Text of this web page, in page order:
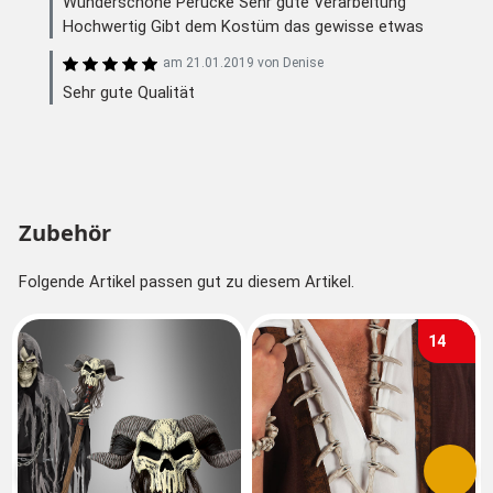
Hochwertig Gibt dem Kostüm das gewisse etwas
am 21.01.2019 von Denise
Sehr gute Qualität
Zubehör
Folgende Artikel passen gut zu diesem Artikel.
14
Vorherige